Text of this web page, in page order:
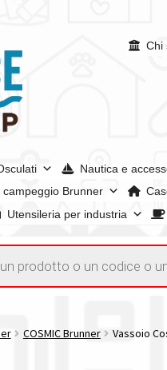
Chi
Nautica e
campeggio Brunner
Utensileria per industria
Chi siamoCondizioni
italiaTutte le categorie dei
COSMIC Brunner Vassoio